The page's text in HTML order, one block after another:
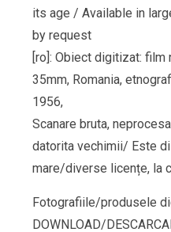
its age / Available in
by request
[ro]: Obiect digitizat:
35mm, Romania,
1956,
Scanare bruta,
datorita vechimii/ Este
mare/diverse licențe, la
Fotografiile/produsele
DOWNLOAD/